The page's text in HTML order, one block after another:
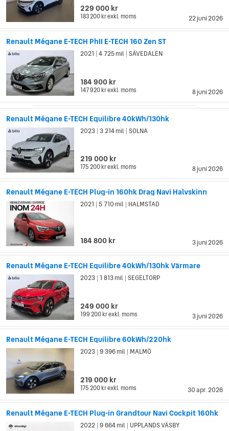
22 juni 2026
229 000 kr
183 200 krexkl. moms
Renault Mégane E-TECH PhII E-TECH 160 Zen ST
8 juni 2026
2021 4 725 mil SÄVEDALEN
184 900 kr
147 920 krexkl. moms
Renault Mégane E-TECH Equilibre 40kWh/130hk
8 juni 2026
2023 3 214 mil SOLNA
219 000 kr
175 200 krexkl. moms
Renault Mégane E-TECH Plug-in 160hk Drag Navi Halvskinn
3 juni 2026
2021 5 710 mil HALMSTAD
184 800 kr
Renault Mégane E-TECH Equilibre 40kWh/130hk Värmare
3 juni 2026
2023 1 813 mil SEGELTORP
249 000 kr
199 200 krexkl. moms
Renault Mégane E-TECH Equilibre 60kWh/220hk
30 apr. 2026
2023 9 396 mil MALMÖ
219 000 kr
175 200 krexkl. moms
Renault Mégane E-TECH Plug-in Grandtour Navi Cockpit 160hk
2022 9 664 mil UPPLANDS VÄSBY